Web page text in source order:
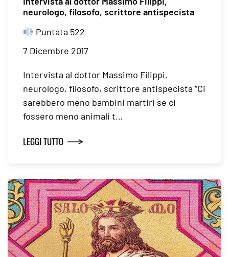
neurologo, filosofo, scrittore antispecista
Puntata 522
7 Dicembre 2017
Intervista al dottor Massimo Filippi,
neurologo, filosofo, scrittore antispecista “Ci
sarebbero meno bambini martiri se ci
fossero meno animali t…
LEGGI TUTTO